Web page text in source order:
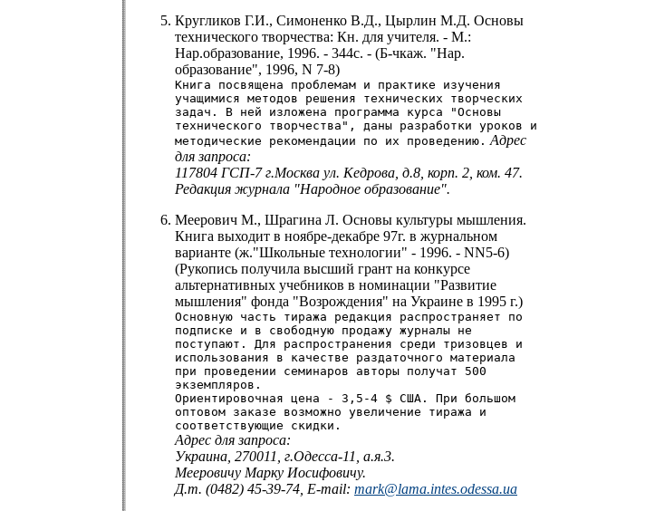
Кругликов Г.И., Симоненко В.Д., Цырлин М.Д. Основы
технического творчества: Кн. для учителя. - М.:
Нар.образование, 1996. - 344с. - (Б-чкаж. "Нар.
образование", 1996, N 7-8)
Книга посвящена проблемам и практике изучения
учащимися методов решения технических творческих
задач. В ней изложена программа курса "Основы
технического творчества", даны разработки уроков и
методические рекомендации по их проведению. Адрес
для запроса:
117804 ГСП-7 г.Москва ул. Кедрова, д.8, корп. 2, ком. 47.
Редакция журнала "Народное образование".
Меерович М., Шрагина Л. Основы культуры мышления.
Книга выходит в ноябре-декабре 97г. в журнальном
варианте (ж."Школьные технологии" - 1996. - NN5-6)
(Рукопись получила высший грант на конкурсе
альтернативных учебников в номинации "Развитие
мышления" фонда "Возрождения" на Украине в 1995 г.)
Основную часть тиража редакция распространяет по
подписке и в свободную продажу журналы не
поступают. Для распространения среди тризовцев и
использования в качестве раздаточного материала
при проведении семинаров авторы получат 500
экземпляров.
Ориентировочная цена - 3,5-4 $ США. При большом
оптовом заказе возможно увеличение тиража и
соответствующие скидки.
Адрес для запроса:
Украина, 270011, г.Одесса-11, а.я.3.
Мееровичу Марку Иосифовичу.
Д.т. (0482) 45-39-74, E-mail: mark@lama.intes.odessa.ua